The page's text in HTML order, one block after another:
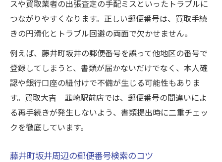
スや買取業者の出張査定の手配ミスといったトラブルに
つながりやすくなります。正しい郵便番号は、買取手続
きの円滑化とトラブル回避の両面で欠かせません。
例えば、藤井町坂井の郵便番号を誤って他地区の番号で
登録してしまうと、書類が届かないだけでなく、本人確
認や銀行口座の紐付けで不備が生じる可能性もありま
す。買取大吉 韮崎駅前店では、郵便番号の間違いによ
る再手続きが発生しないよう、書類提出時に二重チェッ
クを徹底しています。
藤井町坂井周辺の郵便番号検索のコツ